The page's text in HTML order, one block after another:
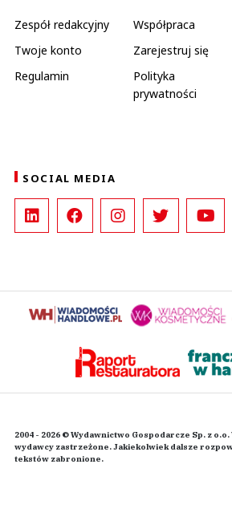
Zespół redakcyjny Współpraca
Twoje konto
Zarejestruj się
Regulamin
Polityka
prywatności
SOCIAL MEDIA
2004 - 2026 © Wydawnictwo Gospodarcze Sp. z
wydawcy zastrzeżone. Jakiekolwiek dalsze
tekstów zabronione.